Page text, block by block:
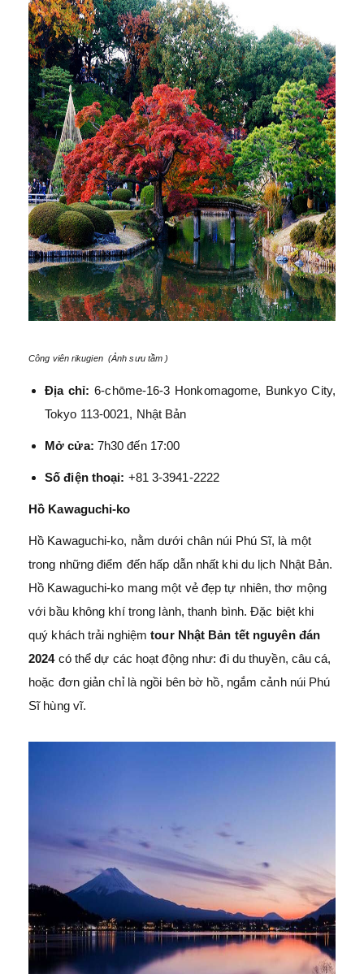
Công viên rikugien (Ảnh sưu tầm )
Địa chỉ: 6-chōme-16-3 Honkomagome, Bunkyo City,
Tokyo 113-0021, Nhật Bản
Mở cửa: 7h30 đến 17:00
Số điện thoại: +81 3-3941-2222
Hồ Kawaguchi-ko
Hồ Kawaguchi-ko, nằm dưới chân núi Phú Sĩ, là một
trong những điểm đến hấp dẫn nhất khi du lịch Nhật Bản.
Hồ Kawaguchi-ko mang một vẻ đẹp tự nhiên, thơ mộng
với bầu không khí trong lành, thanh bình. Đặc biệt khi
quý khách trải nghiệm tour Nhật Bản tết nguyên đán
2024 có thể dự các hoạt động như: đi du thuyền, câu cá,
hoặc đơn giản chỉ là ngồi bên bờ hồ, ngắm cảnh núi Phú
Sĩ hùng vĩ.